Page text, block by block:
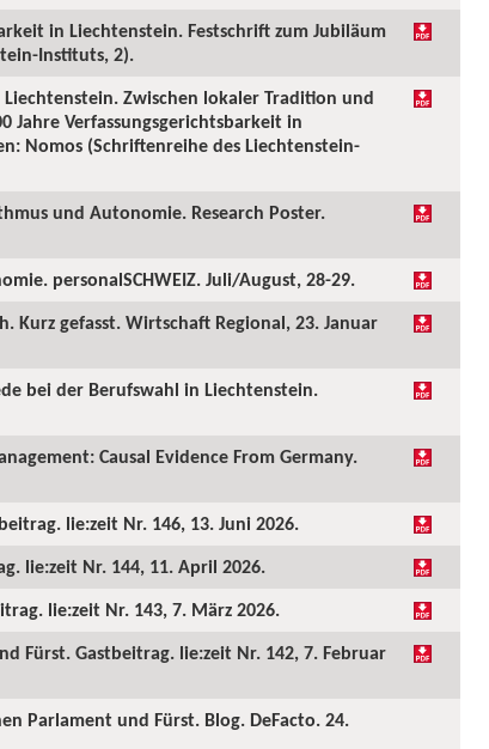
in Liechtenstein. Festschrift zum Jubiläum
Instituts, 2).
Zwischen lokaler Tradition und
Jahre Verfassungsgerichtsbarkeit in
Nomos (Schriftenreihe des Liechtenstein-
und Autonomie. Research Poster.
personalSCHWEIZ. Juli/August, 28-29.
Kurz gefasst. Wirtschaft Regional, 23. Januar
bei der Berufswahl in Liechtenstein.
Causal Evidence From Germany.
lie:zeit Nr. 146, 13. Juni 2026.
lie:zeit Nr. 144, 11. April 2026.
lie:zeit Nr. 143, 7. März 2026.
Fürst. Gastbeitrag. lie:zeit Nr. 142, 7. Februar
Parlament und Fürst. Blog. DeFacto. 24.